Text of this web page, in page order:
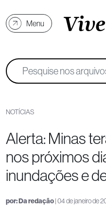
Menu
NOTÍCIAS
Alerta: Minas
nos próximos
inundações e
por:Da redação| 04 de janeiro de